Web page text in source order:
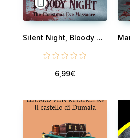
Silent Night, Bloody Night - The Christmas Eve Massacre
6,99€